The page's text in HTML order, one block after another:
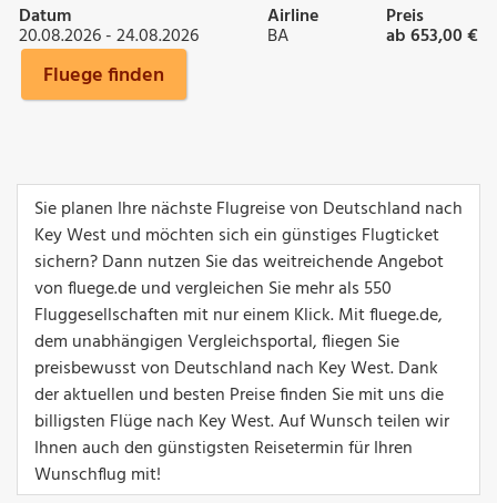
Datum
20.08.2026 - 24.08.2026
Airline
BA
Preis
ab 653,00 €
Fluege finden
Sie planen Ihre nächste Flugreise von Deutschland nach
Key West und möchten sich ein günstiges Flugticket
sichern? Dann nutzen Sie das weitreichende Angebot
von fluege.de und vergleichen Sie mehr als 550
Fluggesellschaften mit nur einem Klick. Mit fluege.de,
dem unabhängigen Vergleichsportal, fliegen Sie
preisbewusst von Deutschland nach Key West. Dank
der aktuellen und besten Preise finden Sie mit uns die
billigsten Flüge nach Key West. Auf Wunsch teilen wir
Ihnen auch den günstigsten Reisetermin für Ihren
Wunschflug mit!